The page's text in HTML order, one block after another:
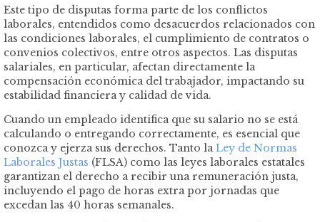
Este tipo de disputas forma parte de los conflictos
laborales, entendidos como desacuerdos relacionados con
las condiciones laborales, el cumplimiento de contratos o
convenios colectivos, entre otros aspectos. Las disputas
salariales, en particular, afectan directamente la
compensación económica del trabajador, impactando su
estabilidad financiera y calidad de vida.
Cuando un empleado identifica que su salario no se está
calculando o entregando correctamente, es esencial que
conozca y ejerza sus derechos. Tanto laLey de Normas
Laborales Justas (FLSA) como las leyes laborales estatales
garantizan el derecho a recibir una remuneración justa,
incluyendo el pago de horas extra por jornadas que
excedan las 40 horas semanales.